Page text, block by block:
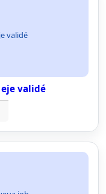
validé
validé